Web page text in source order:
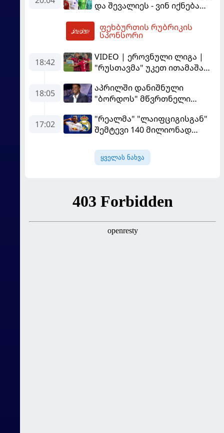
რომელსაც 100%-ით
"ლივერპულის" ყოფილმა
მეკარემ
და შევალიეს - ვინ იქნება
ფეხბურთის რუბრიკის
სპონსორი
18:42
VIDEO | ეროვნული ლიგა |
"რუსთავმა" უკეთ ითამაშა
მოიგო, "ტორპედომ" გვიან
გაიღვიძა...
18:05
აპრილში დანიშნული
"ბორდოს" მწვრთნელი
17:02
"რეალმა" "ლაიფციგისგან"
შემტევი 140 მილიონად
ყველას ნახვა